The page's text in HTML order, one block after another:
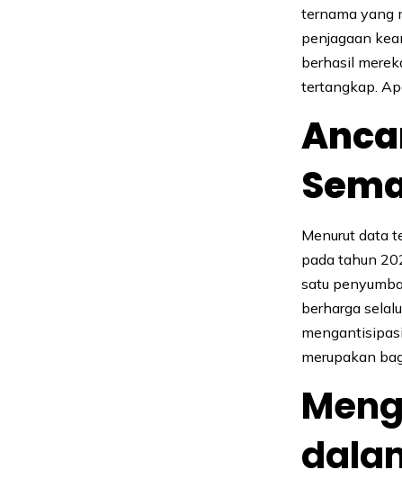
ternama yang
penjagaan
berhasil
tertangkap.
Menurut data
pada tahun
satu
berharga
merupakan